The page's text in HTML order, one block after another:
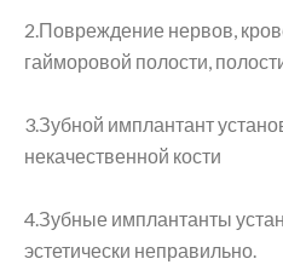
2.Повреждение нервов,
гайморовой полости,
3.Зубной имплантант
некачественной кости
4.Зубные имплантанты
эстетически неправильно.